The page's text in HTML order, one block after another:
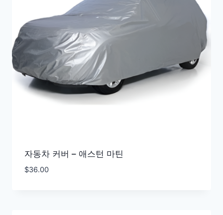
자동차 커버 – 애스턴 마틴
$36.00